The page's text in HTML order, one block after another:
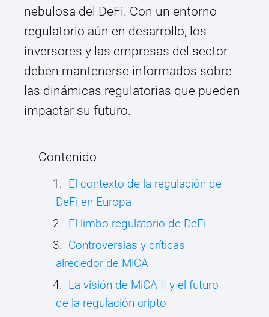
nebulosa del DeFi. Con un entorno
regulatorio aún en desarrollo, los
inversores y las empresas del sector
deben mantenerse informados sobre
las dinámicas regulatorias que pueden
impactar su futuro.
Contenido
El contexto de la regulación de
DeFi en Europa
El limbo regulatorio de DeFi
Controversias y críticas
alrededor de MiCA
La visión de MiCA II y el futuro
de la regulación cripto